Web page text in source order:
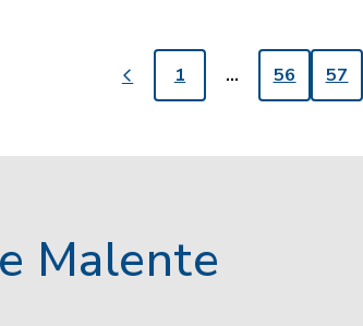
1 … 56 57
Malente